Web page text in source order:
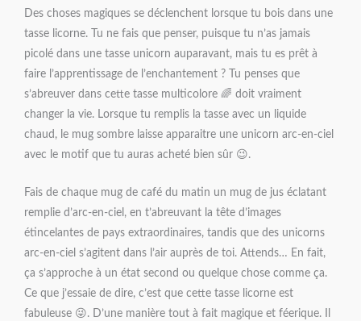
Des choses magiques se déclenchent lorsque tu bois dans une
tasse licorne. Tu ne fais que penser, puisque tu n’as jamais
picolé dans une tasse unicorn auparavant, mais tu es prêt à
faire l’apprentissage de l’enchantement ? Tu penses que
s’abreuver dans cette tasse multicolore 🌈 doit vraiment
changer la vie. Lorsque tu remplis la tasse avec un liquide
chaud, le mug sombre laisse apparaitre une unicorn arc-en-ciel
avec le motif que tu auras acheté bien sûr 😉.
Fais de chaque mug de café du matin un mug de jus éclatant
remplie d’arc-en-ciel, en t’abreuvant la tête d’images
étincelantes de pays extraordinaires, tandis que des unicorns
arc-en-ciel s’agitent dans l’air auprès de toi. Attends… En fait,
ça s’approche à un état second ou quelque chose comme ça.
Ce que j’essaie de dire, c’est que cette tasse licorne est
fabuleuse 😜. D’une manière tout à fait magique et féerique. Il